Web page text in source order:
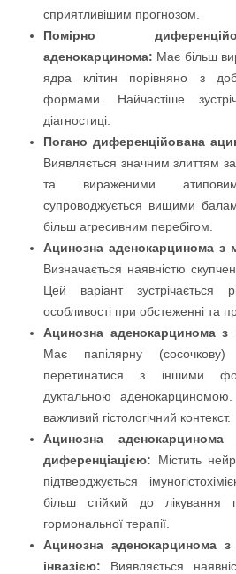
сприятливішим прогнозом.
Помірно
аденокарцинома: Має більш
ядра клітин порівняно з
формами. Найчастіше
діагностиці.
Погано диференційована
Виявляється значним злиттям
та вираженими
супроводжується вищими
більш агресивним перебігом.
Ацинозна аденокарцинома з
Визначається наявністю
Цей варіант
особливості при обстеженні та
Ацинозна аденокарцинома з
Має папілярну
перетинатися з іншими
дуктальною аденокарциномою.
важливий гістологічний контекст.
Ацинозна
диференціацією: Містить
підтверджується
більш стійкий до лікування
гормональної терапії.
Ацинозна аденокарцинома
інвазією: Виявляється